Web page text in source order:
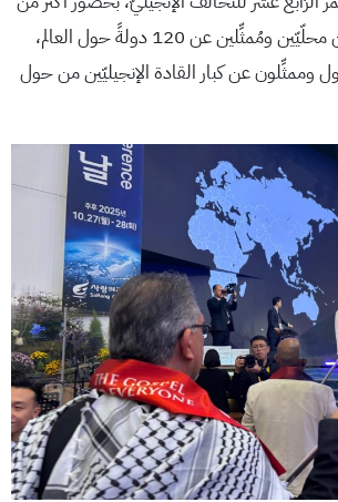
سبعة آلاف شخصٍ من محلّيّين ومُمثِّلين عن 120 دولةً حول العالم،
وممثِّلون عن كبار القادة الإنجيليّين من حول